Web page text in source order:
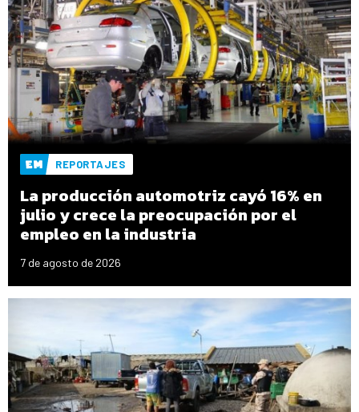
REPORTAJES
La producción automotriz cayó 16% en
julio y crece la preocupación por el
empleo en la industria
7 de agosto de 2026